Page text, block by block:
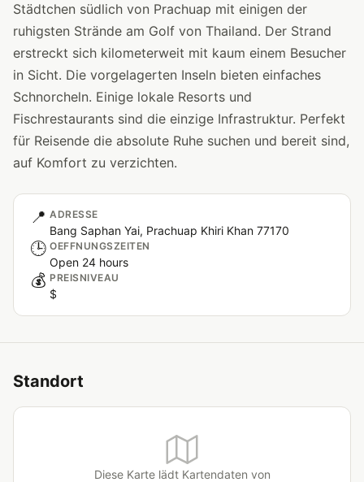
Städtchen südlich von Prachuap mit einigen der
ruhigsten Strände am Golf von Thailand. Der Strand
erstreckt sich kilometerweit mit kaum einem Besucher
in Sicht. Die vorgelagerten Inseln bieten einfaches
Schnorcheln. Einige lokale Resorts und
Fischrestaurants sind die einzige Infrastruktur. Perfekt
für Reisende die absolute Ruhe suchen und bereit sind,
auf Komfort zu verzichten.
📍 ADRESSE
Bang Saphan Yai, Prachuap Khiri Khan 77170
🕒 OEFFNUNGSZEITEN
Open 24 hours
💰 PREISNIVEAU
$
Standort
Diese Karte lädt Kartendaten von